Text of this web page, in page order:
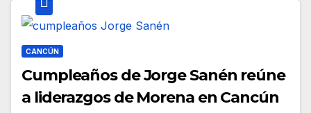
CANCÚN
Cumpleaños de Jorge Sanén reúne
a liderazgos de Morena en Cancún